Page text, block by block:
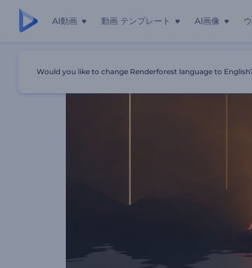
AI動画 動画 テンプレート AI画像
ディープテクノミュージックビジ
Would you like to change Renderforest language to